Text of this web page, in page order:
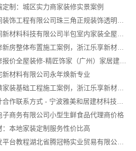
制：城区实力商家装修实景案例
便宜住宅装修新房整体布置施工案例，浙江乐享新材料有限公司为您详解
广州家装装修报价全屋装修-精匠饰家（广州）家居建材有限公司
新材料有限公司永年焕新专业
优秀家庭装潢家装基础工程施工案例，浙江乐享新材料有限公司案例展示
子商务有限公司小型生鲜食品代理商价格
：本地家装定制服务性价比高
大型轮胎批发平台教程湖北省腾冠畅实业贸易有限公司采购指南